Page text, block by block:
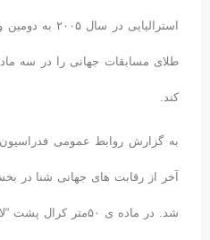
استرالیایی در
کند.
به گزارش روابط عمومی فدراسیون
آخر از رقابت های جهانی شنا در
شد. در ماده ی ۵۰متر